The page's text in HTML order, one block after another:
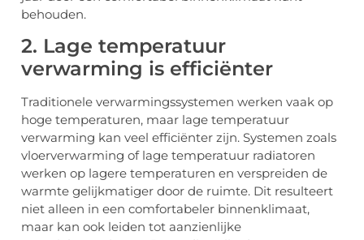
behouden.
2. Lage temperatuur
verwarming is efficiënter
Traditionele verwarmingssystemen werken vaak op
hoge temperaturen, maar lage temperatuur
verwarming kan veel efficiënter zijn. Systemen zoals
vloerverwarming of lage temperatuur radiatoren
werken op lagere temperaturen en verspreiden de
warmte gelijkmatiger door de ruimte. Dit resulteert
niet alleen in een comfortabeler binnenklimaat,
maar kan ook leiden tot aanzienlijke